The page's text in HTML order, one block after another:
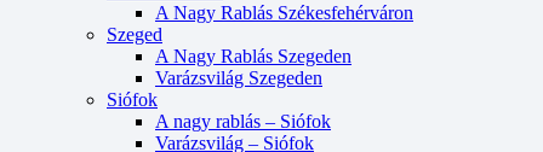
A Nagy Rablás Székesfehérváron
Szeged
A Nagy Rablás Szegeden
Varázsvilág Szegeden
Siófok
A nagy rablás – Siófok
Varázsvilág – Siófok